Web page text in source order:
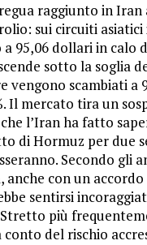
raggiunto in
sui circuiti
a 95,06 dollari in calo
sotto la soglia
vengono scambiati a
Il mercato tira un
l’Iran ha fatto
di Hormuz per due
Secondo gli
con un accordo
sentirsi
più
del rischio